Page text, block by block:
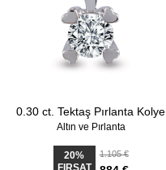
0.30 ct. Tektaş Pırlanta Kolye
Altın ve Pırlanta
20%
FIRSAT
1.105 €